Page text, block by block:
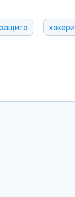
защита хакери